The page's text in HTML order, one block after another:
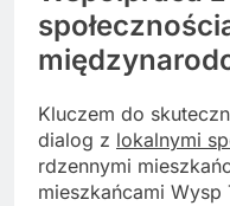
Kluczem do
dialog z lokalnymi
rdzennymi
mieszkańcami